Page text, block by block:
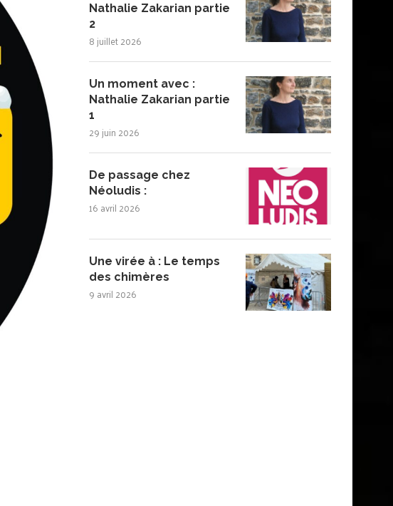
Nathalie Zakarian partie
2
8 juillet 2026
Un moment avec :
Nathalie Zakarian partie
1
29 juin 2026
De passage chez
Néoludis :
16 avril 2026
Une virée à : Le temps
des chimères
9 avril 2026